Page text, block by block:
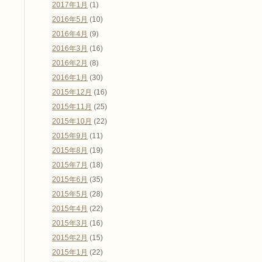
2017年1月 (1)
2016年5月 (10)
2016年4月 (9)
2016年3月 (16)
2016年2月 (8)
2016年1月 (30)
2015年12月 (16)
2015年11月 (25)
2015年10月 (22)
2015年9月 (11)
2015年8月 (19)
2015年7月 (18)
2015年6月 (35)
2015年5月 (28)
2015年4月 (22)
2015年3月 (16)
2015年2月 (15)
2015年1月 (22)